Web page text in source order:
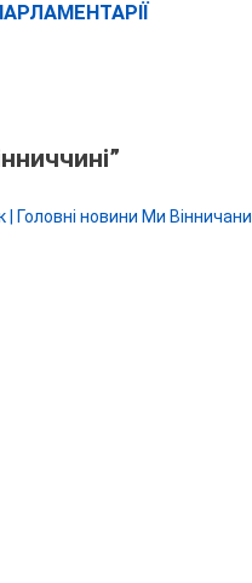
”
| Головні новини Ми Вінничани